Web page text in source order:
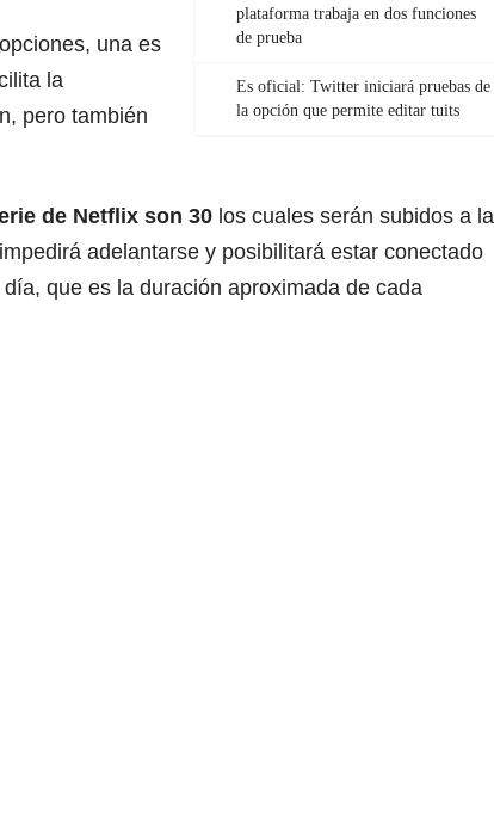
plataforma trabaja en dos funciones
de prueba
Es oficial: Twitter iniciará pruebas de
la opción que permite editar tuits
una es
la
pero también
de Netflix son 30 los cuales serán subidos a la
adelantarse y posibilitará estar conectado
que es la duración aproximada de cada